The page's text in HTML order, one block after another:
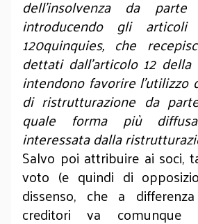
dell’insolvenza da
introducendo gli
120quinquies, che
dettati dall’articolo 12
intendono favorire l’utilizzo
di ristrutturazione da
quale forma più
interessata dalla
Salvo poi attribuire ai soci,
voto (e quindi di
dissenso, che a
creditori va comunque